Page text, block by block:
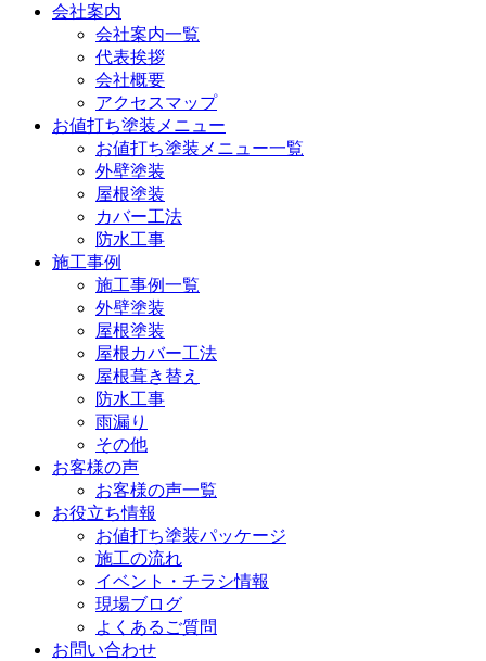
会社案内
会社案内一覧
代表挨拶
会社概要
アクセスマップ
お値打ち塗装メニュー
お値打ち塗装メニュー一覧
外壁塗装
屋根塗装
カバー工法
防水工事
施工事例
施工事例一覧
外壁塗装
屋根塗装
屋根カバー工法
屋根葺き替え
防水工事
雨漏り
その他
お客様の声
お客様の声一覧
お役立ち情報
お値打ち塗装パッケージ
施工の流れ
イベント・チラシ情報
現場ブログ
よくあるご質問
お問い合わせ